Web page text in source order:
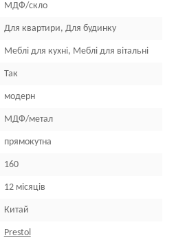
МДФ/скло
Для квартири, Для будинку
Меблі для кухні, Меблі для вітальні
Так
модерн
МДФ/метал
прямокутна
160
12 місяців
Китай
Prestol